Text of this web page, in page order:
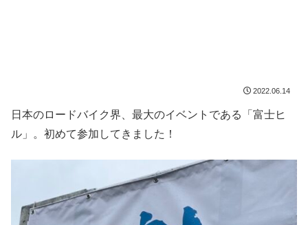
2022.06.14
日本のロードバイク界、最大のイベントである「富士ヒ
ル」。初めて参加してきました！